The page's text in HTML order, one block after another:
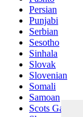
Persian
Punjabi
Serbian
Sesotho
Sinhala
Slovak
Slovenian
Somali
Samoan
Scots Gaelic